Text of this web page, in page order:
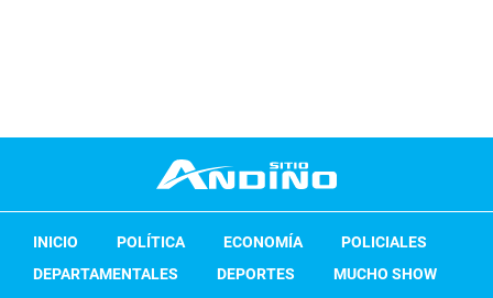
INICIO POLÍTICA ECONOMÍA
POLICIALES
DEPARTAMENTALES
DEPORTES
MUCHO SHOW